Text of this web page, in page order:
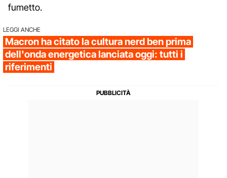
fumetto.
LEGGI ANCHE
Macron ha citato la cultura nerd ben prima
dell'onda energetica lanciata oggi: tutti i
riferimenti